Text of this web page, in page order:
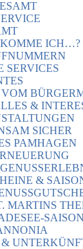
ICH…?
SERVICES
&
SICHER
PAMHAGEN
&
MARTINS